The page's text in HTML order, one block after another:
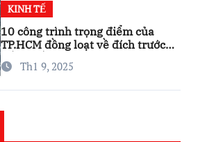
KINH TẾ
10 công trình trọng điểm của
TP.HCM đồng loạt về đích trước
thềm Tết Nguyên đán
Th1 9, 2025